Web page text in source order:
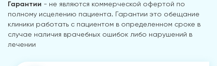
Гарантии - не являются коммерческой офертой по
полному исцелению пациента. Гарантии это обещание
клиники работать с пациентом в определенном сроке в
случае наличия врачебных ошибок либо нарушений в
лечении